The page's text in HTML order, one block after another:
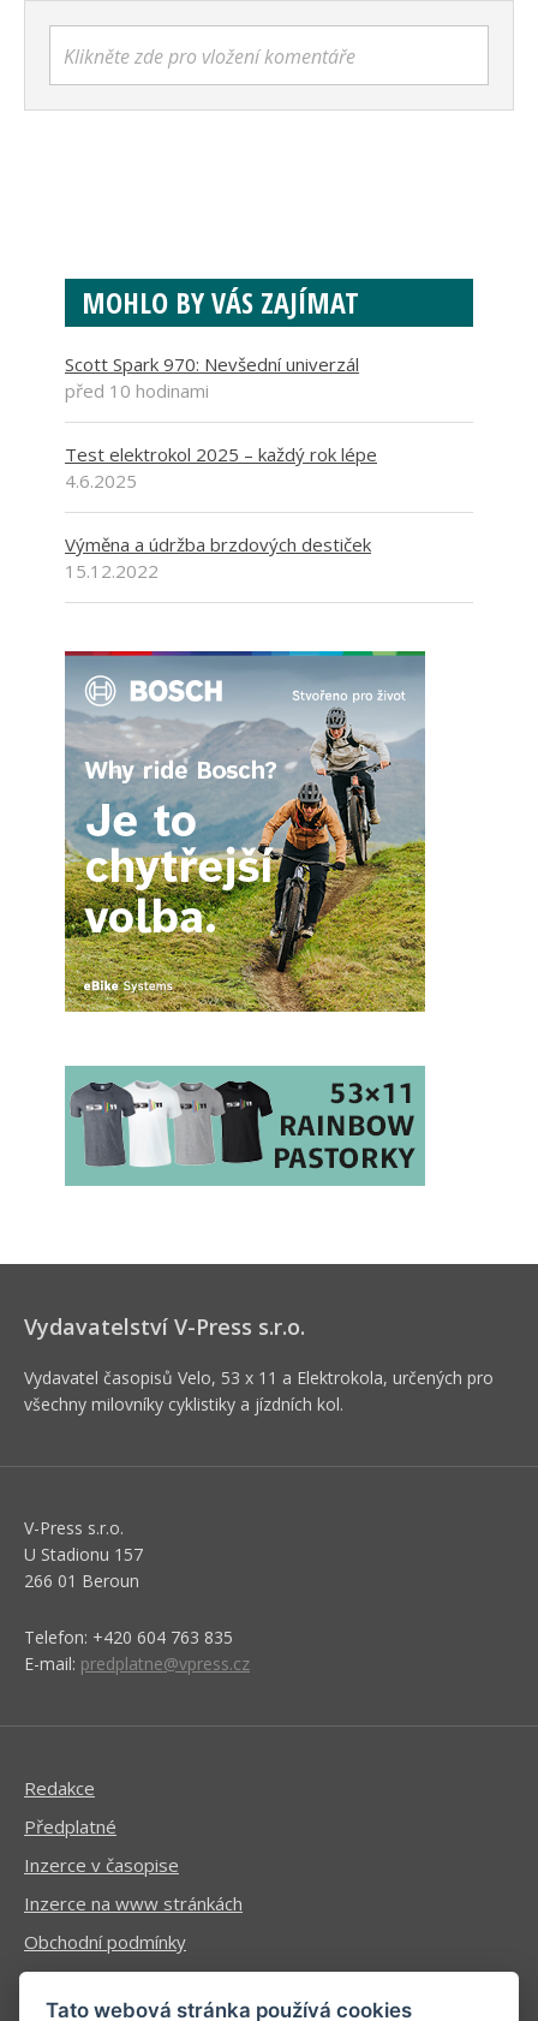
Klikněte zde pro vložení komentáře
MOHLO BY VÁS ZAJÍMAT
Scott Spark 970: Nevšední univerzál
před 10 hodinami
Test elektrokol 2025 – každý rok lépe
4.6.2025
Výměna a údržba brzdových destiček
15.12.2022
Vydavatelství V-Press s.r.o.
Vydavatel časopisů Velo, 53 x 11 a Elektrokola, určených pro
všechny milovníky cyklistiky a jízdních kol.
V-Press s.r.o.
U Stadionu 157
266 01 Beroun
Telefon: +420 604 763 835
E-mail: predplatne@vpress.cz
Redakce
Předplatné
Inzerce v časopise
Inzerce na www stránkách
Obchodní podmínky
Ochrana osobních údajů
Tato webová stránka používá cookies